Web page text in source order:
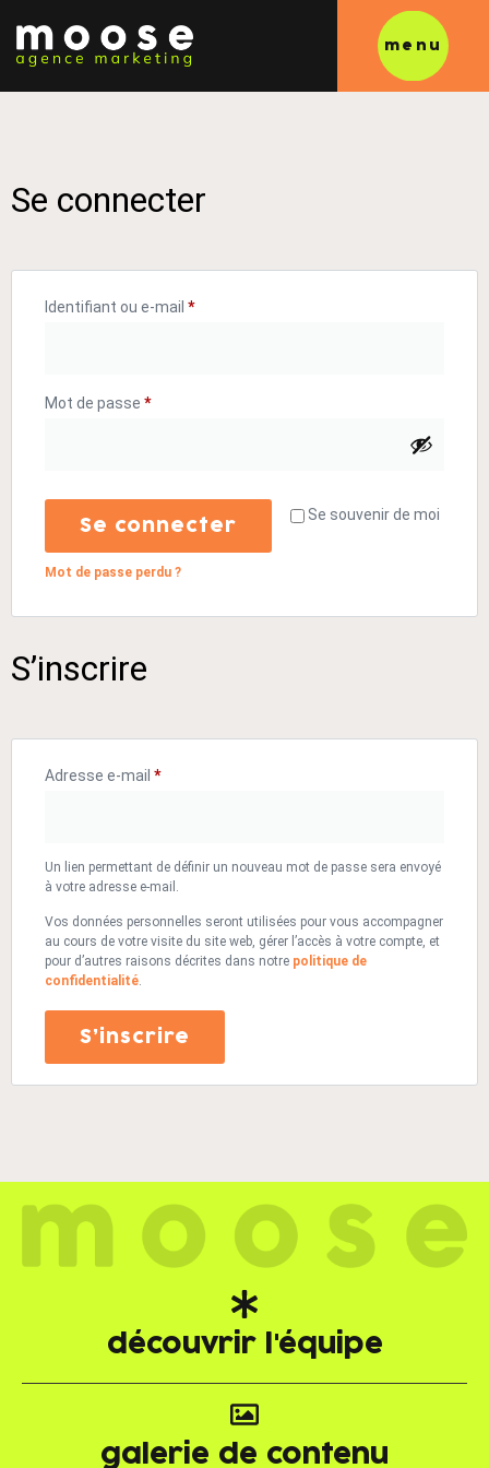
menu
Se connecter
Identifiant ou e-mail *
Mot de passe *
Se souvenir de moi
Se connecter
Mot de passe perdu ?
S’inscrire
Adresse e-mail *
Un lien permettant de définir un nouveau mot de passe sera envoyé
à votre adresse e-mail.
Vos données personnelles seront utilisées pour vous accompagner
au cours de votre visite du site web, gérer l’accès à votre compte, et
pour d’autres raisons décrites dans notre politique de
confidentialité.
S’inscrire
découvrir l'équipe
galerie de contenu